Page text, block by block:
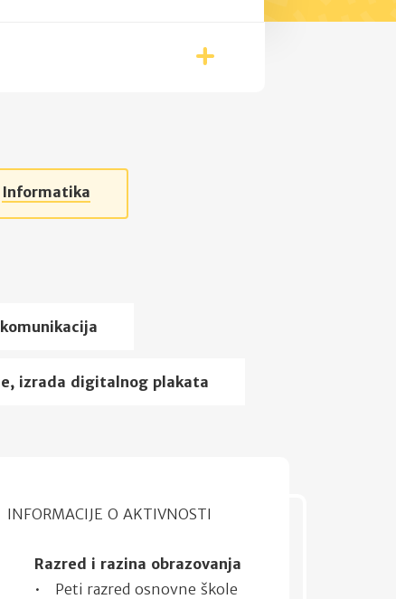
Informatika
izrada digitalnog plakata
INFORMACIJE O AKTIVNOSTI
Razred i razina obrazovanja
Peti razred osnovne škole